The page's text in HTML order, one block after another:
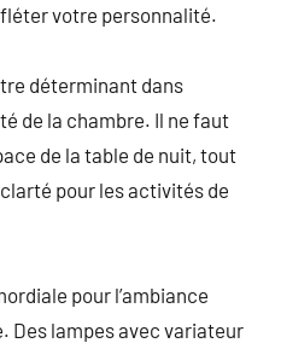
votre personnalité.
déterminant dans
de la chambre. Il ne faut
de la table de nuit, tout
pour les activités de
pour l’ambiance
Des lampes avec variateur